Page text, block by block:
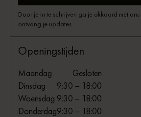
Door je in te schrijven ga je akkoord met ons
ontvang je updates.
Openingstijden
Maandag
Gesloten
Dinsdag
9:30 – 18:00
Woensdag 9:30 – 18:00
Donderdag9:30 – 18:00